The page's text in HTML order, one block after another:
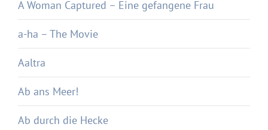
A Woman Captured – Eine gefangene Frau
a-ha – The Movie
Aaltra
Ab ans Meer!
Ab durch die Hecke